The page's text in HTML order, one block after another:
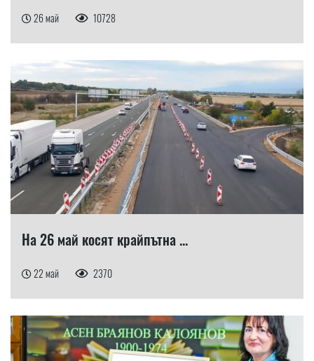
26 май 10728
На 26 май косят крайпътна ...
22 май 2370